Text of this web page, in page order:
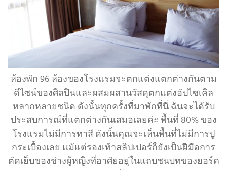
ห้องพัก 96 ห้องของโรงแรมจะตกแต่งแตกต่างกันตาม
ดีไซน์ของศิลปินและผสมผสานวัสดุตกแต่งอัปไซเคิล
หลากหลายชนิด ดังนั้นทุกครั้งที่มาพักที่นี่ ฉันจะได้รับ
ประสบการณ์ที่แตกต่างกันเสมอเลยค่ะ พื้นที่ 80% ของ
โรงแรมไม่มีการทาสี ดังนั้นคุณจะเห็นพื้นที่ไม่มีการปู
กระเบื้องเลย แม้แต่รองเท้าสลิปเปอร์ก็ยังเป็นฝีมือการ
ตัดเย็บของช่างผู้หญิงที่อาศัยอยู่ในแถบชนบทของยอร์ค